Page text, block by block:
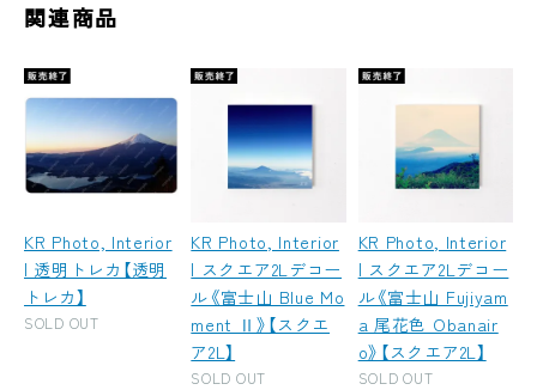
関連商品
KR Photo, Interior
| 透明トレカ【透明
トレカ】
SOLD OUT
KR Photo, Interior
| スクエア2Lデコー
ル《富士山 Blue Mo
ment Ⅱ》【スクエ
ア2L】
SOLD OUT
KR Photo, Interior
| スクエア2Lデコー
ル《富士山 Fujiyam
a 尾花色 Obanair
o》【スクエア2L】
SOLD OUT